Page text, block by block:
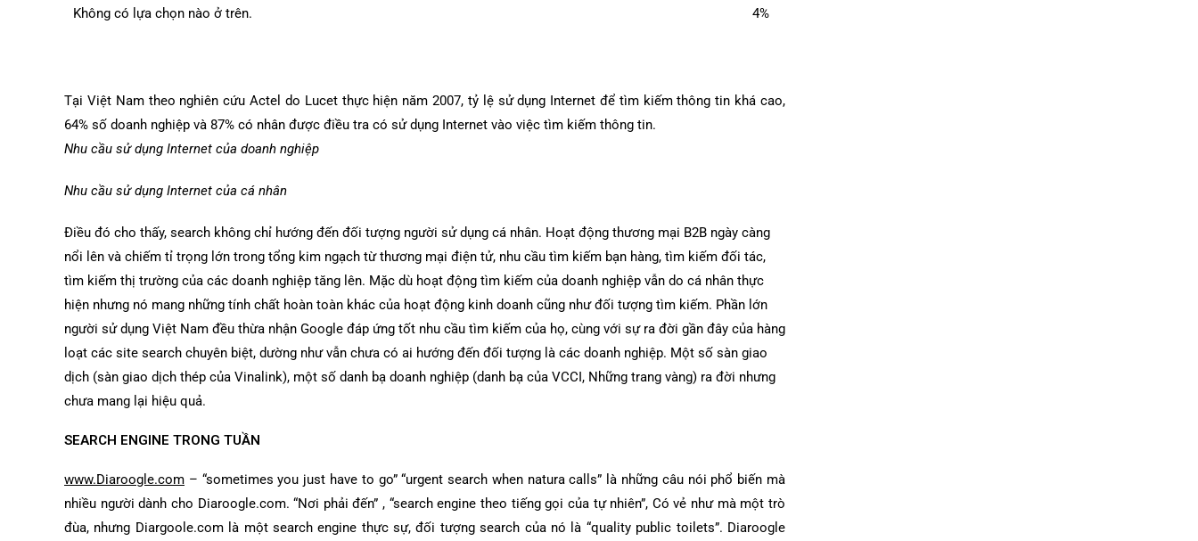
Không có lựa chọn nào ở trên. 4%
Tại Việt Nam theo nghiên cứu Actel do Lucet thực hiện năm 2007, tỷ lệ sử dụng Internet để tìm kiếm thông tin khá cao,
64% số doanh nghiệp và 87% có nhân được điều tra có sử dụng Internet vào việc tìm kiếm thông tin.
Nhu cầu sử dụng Internet của doanh nghiệp
Nhu cầu sử dụng Internet của cá nhân
Điều đó cho thấy, search không chỉ hướng đến đối tượng người sử dụng cá nhân. Hoạt động thương mại B2B ngày càng
nổi lên và chiếm tỉ trọng lớn trong tổng kim ngạch từ thương mại điện tử, nhu cầu tìm kiếm bạn hàng, tìm kiếm đối tác,
tìm kiếm thị trường của các doanh nghiệp tăng lên. Mặc dù hoạt động tìm kiếm của doanh nghiệp vẫn do cá nhân thực
hiện nhưng nó mang những tính chất hoàn toàn khác của hoạt động kinh doanh cũng như đối tượng tìm kiếm. Phần lớn
người sử dụng Việt Nam đều thừa nhận Google đáp ứng tốt nhu cầu tìm kiếm của họ, cùng với sự ra đời gần đây của hàng
loạt các site search chuyên biệt, dường như vẫn chưa có ai hướng đến đối tượng là các doanh nghiệp. Một số sàn giao
dịch (sàn giao dịch thép của Vinalink), một số danh bạ doanh nghiệp (danh bạ của VCCI, Những trang vàng) ra đời nhưng
chưa mang lại hiệu quả.
SEARCH ENGINE TRONG TUẦN
www.Diaroogle.com – “sometimes you just have to go” “urgent search when natura calls” là những câu nói phổ biến mà
nhiều người dành cho Diaroogle.com. “Nơi phải đến” , “search engine theo tiếng gọi của tự nhiên”, Có vẻ như mà một trò
đùa, nhưng Diargoole.com là một search engine thực sự, đối tượng search của nó là “quality public toilets”. Diaroogle